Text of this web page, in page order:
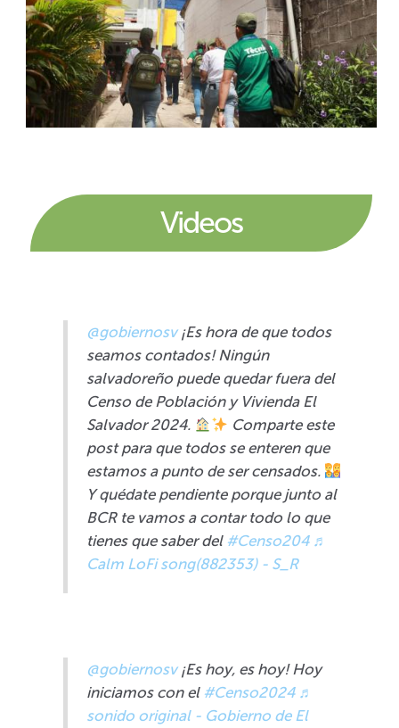
Videos
@gobiernosv¡Es hora de que todos
seamos contados! Ningún
salvadoreño puede quedar fuera del
Censo de Población y Vivienda El
Salvador 2024.
Comparte este
post para que todos se enteren que
estamos a punto de ser censados.
Y quédate pendiente porque junto al
BCR te vamos a contar todo lo que
tienes que saber del #Censo204 ♬
Calm LoFi song(882353) - S_R
@gobiernosv¡Es hoy, es hoy! Hoy
iniciamos con el #Censo2024 ♬
sonido original - Gobierno de El